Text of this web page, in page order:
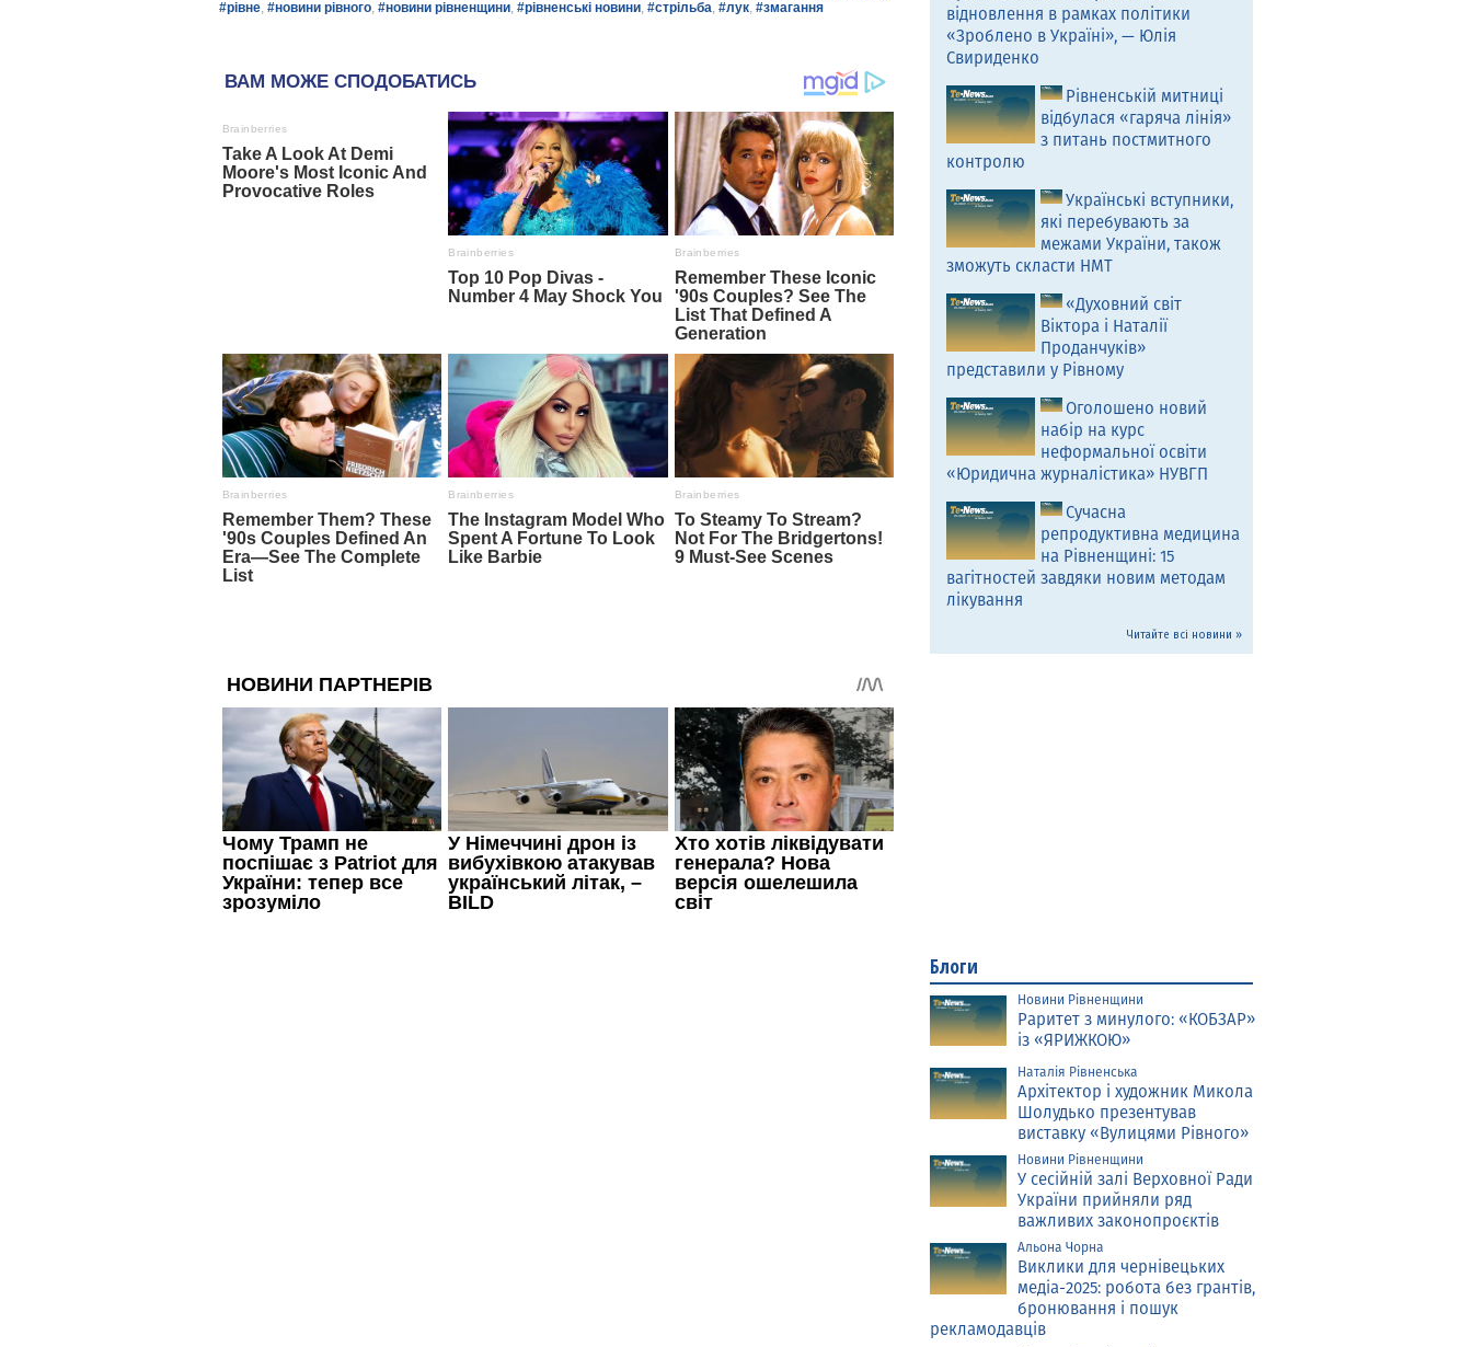
#рівне, #новини рівного, #новини рівненщини, #рівненські новини, #стрільба, #лук, #змагання
відновлення в рамках політики
«Зроблено в Україні», — Юлія
Свириденко
Рівненській митниці
відбулася «гаряча лінія»
з питань постмитного
контролю
Українські вступники,
які перебувають за
межами України, також
зможуть скласти НМТ
«Духовний світ
Віктора і Наталії
Проданчуків»
представили у Рівному
Оголошено новий
набір на курс
неформальної освіти
«Юридична журналістика» НУВГП
Сучасна
репродуктивна медицина
на Рівненщині: 15
вагітностей завдяки новим методам
лікування
Читайте всі новини »
Блоги
Новини Рівненщини
Раритет з минулого: «КОБЗАР»
із «ЯРИЖКОЮ»
Наталія Рівненська
Архітектор і художник Микола
Шолудько презентував
виставку «Вулицями Рівного»
Новини Рівненщини
У сесійній залі Верховної Ради
України прийняли ряд
важливих законопроєктів
Альона Чорна
Виклики для чернівецьких
медіа-2025: робота без грантів,
бронювання і пошук
рекламодавців